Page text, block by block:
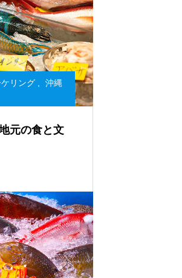
リング
沖縄
元の食と文